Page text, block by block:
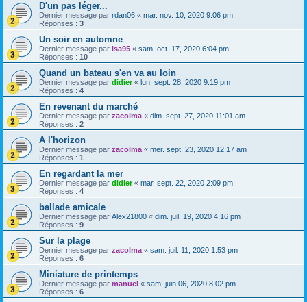
D'un pas léger...
Dernier message par rdan06 « mar. nov. 10, 2020 9:06 pm
Réponses : 3
Un soir en automne
Dernier message par isa95 « sam. oct. 17, 2020 6:04 pm
Réponses : 10
Quand un bateau s'en va au loin
Dernier message par didier« lun. sept. 28, 2020 9:19 pm
Réponses : 4
En revenant du marché
Dernier message par zacolma « dim. sept. 27, 2020 11:01 am
Réponses : 2
A l'horizon
Dernier message par zacolma « mer. sept. 23, 2020 12:17 am
Réponses : 1
En regardant la mer
Dernier message par didier« mar. sept. 22, 2020 2:09 pm
Réponses : 4
ballade amicale
Dernier message par Alex21800 « dim. juil. 19, 2020 4:16 pm
Réponses : 9
Sur la plage
Dernier message par zacolma « sam. juil. 11, 2020 1:53 pm
Réponses : 6
Miniature de printemps
Dernier message par manuel « sam. juin 06, 2020 8:02 pm
Réponses : 6